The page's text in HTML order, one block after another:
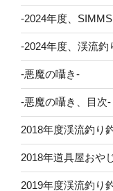
-2024年度、
-2024年度、渓流釣
-悪魔の囁き-
-悪魔の囁き、目次-
2018年度渓流釣り
2018年道具屋おや
2019年度渓流釣り